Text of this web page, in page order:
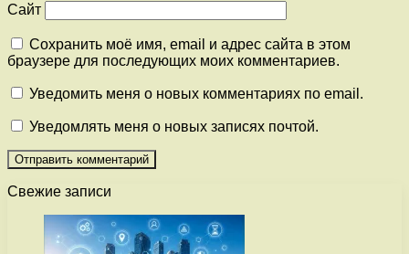
Сайт
Сохранить моё имя, email и адрес сайта в этом
браузере для последующих моих комментариев.
Уведомить меня о новых комментариях по email.
Уведомлять меня о новых записях почтой.
Свежие записи